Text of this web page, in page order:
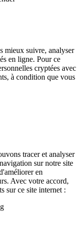
mieux suivre, analyser
en ligne. Pour ce
cryptées avec
à condition que vous
tracer et analyser
sur notre site
en
Avec votre accord,
sur ce site internet :